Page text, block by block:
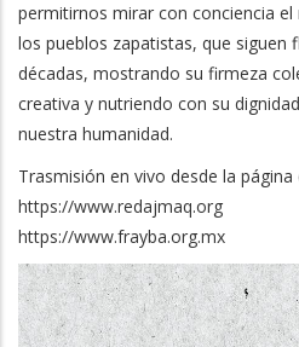
permitirnos mirar con conciencia
los pueblos zapatistas, que siguen
décadas, mostrando su firmeza
creativa y nutriendo con su
nuestra humanidad.
Trasmisión en vivo desde la página
https://www.redajmaq.org
https://www.frayba.org.mx